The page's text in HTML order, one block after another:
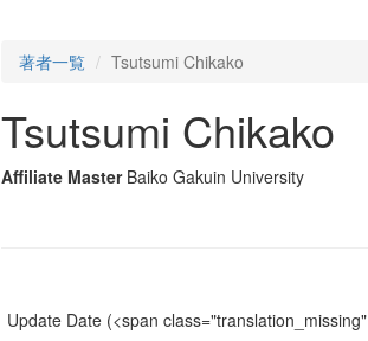
著者一覧 Tsutsumi Chikako
Tsutsumi Chikako
Affiliate Master Baiko Gakuin University
Update Date(<span